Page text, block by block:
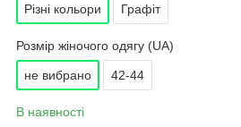
Різні кольори Графіт
Розмір жіночого одягу (UA)
не вибрано 42-44
В наявності